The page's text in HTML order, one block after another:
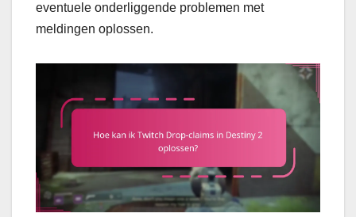
eventuele onderliggende problemen met
meldingen oplossen.